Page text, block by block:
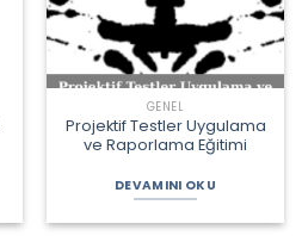
GENEL
Projektif Testler Uygulama
ve Raporlama Eğitimi
DEVAMINI OKU